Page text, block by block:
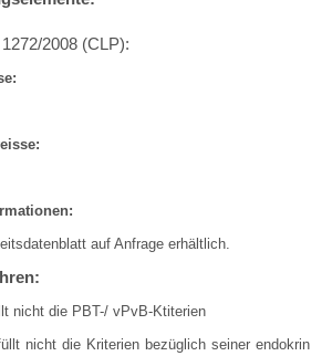
2008 (CLP):
auf Anfrage erhältlich.
die PBT-/ vPvB-Ktiterien
die Kriterien bezüglich seiner endokrin